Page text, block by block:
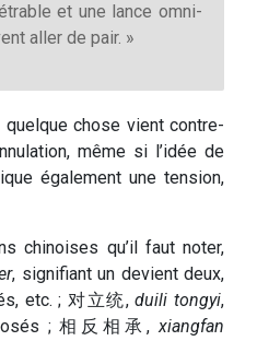
et une lance omni-
aller de pair. »
chose vient contre-
même si l’idée de
également une tension,
chinoises qu’il faut noter,
, signifiant un devient deux,
etc. ; 对立统,duili tongyi,
; 相反相承,xiangfan